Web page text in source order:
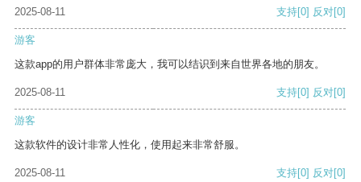
2025-08-11 支持[0] 反对[0]
游客
这款app的用户群体非常庞大，我可以结识到来自世界各地的朋友。
2025-08-11 支持[0] 反对[0]
游客
这款软件的设计非常人性化，使用起来非常舒服。
2025-08-11 支持[0] 反对[0]